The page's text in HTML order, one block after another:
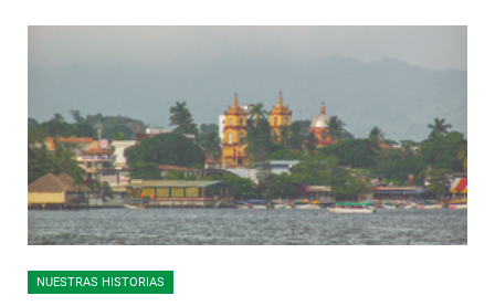
NUESTRAS HISTORIAS